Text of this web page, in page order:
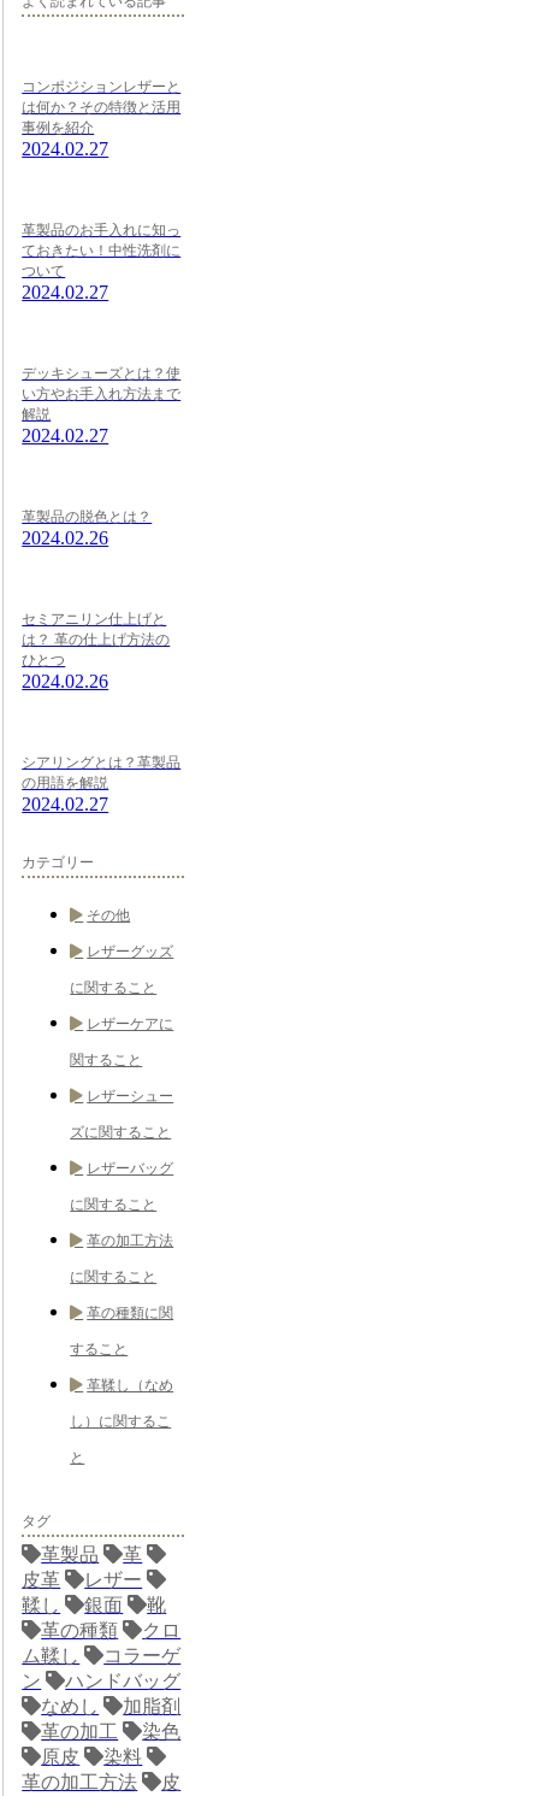
コンポジションレザーと
は何か？その特徴と活用
事例を紹介
2024.02.27
革製品のお手入れに知っ
ておきたい！中性洗剤に
ついて
2024.02.27
デッキシューズとは？使
い方やお手入れ方法まで
解説
2024.02.27
革製品の脱色とは？
2024.02.26
セミアニリン仕上げと
は？ 革の仕上げ方法の
ひとつ
2024.02.26
シアリングとは？革製品
の用語を解説
2024.02.27
カテゴリー
その他
レザーグッズ
に関すること
レザーケアに
関すること
レザーシュー
ズに関すること
レザーバッグ
に関すること
革の加工方法
に関すること
革の種類に関
すること
革鞣し（なめ
し）に関するこ
と
タグ
革製品
革
皮革
レザー
鞣し
銀面
靴
革の種類
クロ
ム鞣し
コラーゲ
ン
ハンドバッグ
なめし
加脂剤
革の加工
染色
原皮
染料
革の加工方法
皮